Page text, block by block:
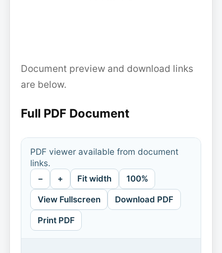
Document preview and download links
are below.
Full PDF Document
PDF viewer available from document
links.
− + Fit width 100%
View Fullscreen Download PDF
Print PDF